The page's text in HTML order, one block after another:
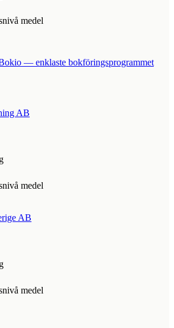
medel
— enklaste bokföringsprogrammet
AB
medel
AB
medel